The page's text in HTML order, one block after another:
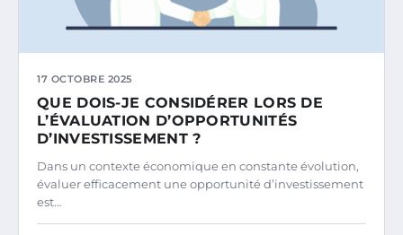
17 OCTOBRE 2025
QUE DOIS-JE CONSIDÉRER LORS DE
L’ÉVALUATION D’OPPORTUNITÉS
D’INVESTISSEMENT ?
Dans un contexte économique en constante évolution,
évaluer efficacement une opportunité d’investissement
est…